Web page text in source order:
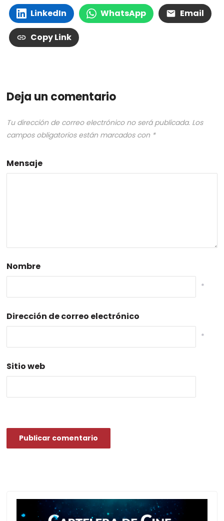
LinkedIn WhatsApp Email
Copy Link
Deja un comentario
Tu dirección de correo electrónico no será publicada. Los
campos obligatorios están marcados con *
Mensaje
Nombre
*
Dirección de correo electrónico
*
Sitio web